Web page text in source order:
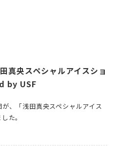
央スペシャルアイスショ
by USF
、「浅田真央スペシャルアイス
た。